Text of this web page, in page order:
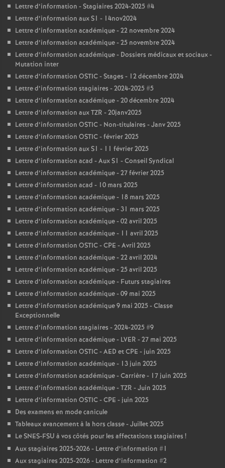
Lettre d’information - Stagiaires 2024-2025 #4
Lettre d’information aux S1 - 14nov2024
Lettre d’information académique - 22 novembre 2024
Lettre d’information académique - 25 novembre 2024
Lettre d’information académique - Dossiers médicaux et sociaux -
Mutation inter
Lettre d’information OSTIC - Stages - 12 décembre 2024
Lettre d’information stagiaires - 2024-2025 #5
Lettre d’information académique - 20 décembre 2024
Lettre d’information aux TZR - 20janv2025
Lettre d’information OSTIC - Non-titulaires - Janv 2025
Lettre d’information OSTIC - février 2025
Lettre d’information aux S1 - 11 février 2025
Lettre d’information acad - Aux S1 - Conseil Syndical
Lettre d’information académique - 27 février 2025
Lettre d’information acad - 10 mars 2025
Lettre d’information académique - 18 mars 2025
Lettre d’information académique - 31 mars 2025
Lettre d’information académique - 02 avril 2025
Lettre d’information académique - 11 avril 2025
Lettre d’information OSTIC - CPE - Avril 2025
Lettre d’information académique - 22 avril 2024
Lettre d’information académique - 25 avril 2025
Lettre d’information académique - Futurs stagiaires
Lettre d’information académique - 09 mai 2025
Lettre d’information académique 9 mai 2025 - Classe
Exceptionnelle
Lettre d’information stagiaires - 2024-2025 #9
Lettre d’information académique - LVER - 27 mai 2025
Lettre d’information OSTIC - AED et CPE - juin 2025
Lettre d’information académique - 13 juin 2025
Lettre d’information académique - Carrière - 17 juin 2025
Lettre d’information académique - TZR - Juin 2025
Lettre d’information OSTIC - CPE - juin 2025
Des examens en mode canicule
Tableaux avancement à la hors classe - Juillet 2025
Le SNES-FSU à vos côtés pour les affectations stagiaires !
Aux stagiaires 2025-2026 - Lettre d’information #1
Aux stagiaires 2025-2026 - Lettre d’information #2